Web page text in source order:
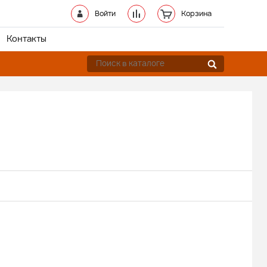
Войти Корзина
Контакты